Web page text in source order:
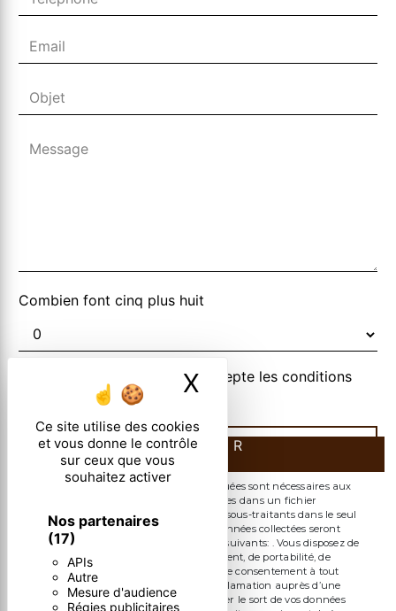
Ce site utilise des cookies
et vous donne le contrôle
sur ceux que vous
souhaitez activer
Nos partenaires
(17)
APIs
Autre
Mesure d'audience
Régies publicitaires
X Masquer le
Combien font cinq plus huit
En cochant cette case, j'accepte les conditions
particulières ci-dessous **
ENVOYER
** Les données personnelles communiquées sont nécessaires aux
fins de vous contacter et sont enregistrées dans un fichier
informatisé. Elles sont destinées à et ses sous-traitants dans le seul
but de répondre à votre message. Les données collectées seront
communiquées aux seuls destinataires suivants: . Vous disposez de
droits d’accès, de rectification, d’effacement, de portabilité, de
limitation, d’opposition, de retrait de votre consentement à tout
moment et du droit d’introduire une réclamation auprès d’une
autorité de contrôle, ainsi que d’organiser le sort de vos données